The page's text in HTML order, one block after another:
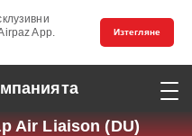
App.
Изтегляне
Air Liaison (DU)